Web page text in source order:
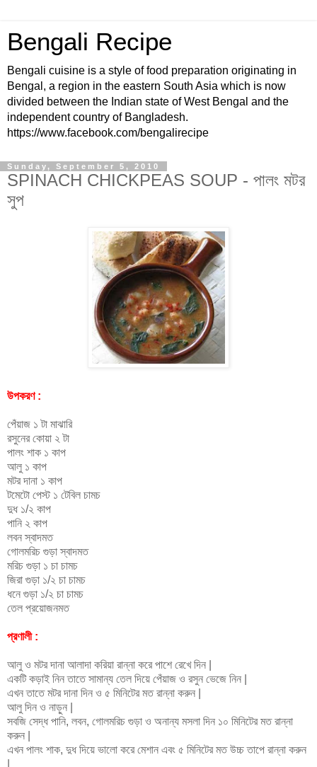
Bengali Recipe
Bengali cuisine is a style of food preparation originating in
Bengal, a region in the eastern South Asia which is now
divided between the Indian state of West Bengal and the
independent country of Bangladesh.
https://www.facebook.com/bengalirecipe
Sunday, September 5, 2010
SPINACH CHICKPEAS SOUP - পালং মটর
সুপ
উপকরণ :
পেঁয়াজ ১ টা মাঝারি
রসুনের কোয়া ২ টা
পালং শাক ১ কাপ
আলু ১ কাপ
মটর দানা ১ কাপ
টমেটো পেস্ট ১ টেবিল চামচ
দুধ ১/২ কাপ
পানি ২ কাপ
লবন স্বাদমত
গোলমরিচ গুড়া স্বাদমত
মরিচ গুড়া ১ চা চামচ
জিরা গুড়া ১/২ চা চামচ
ধনে গুড়া ১/২ চা চামচ
তেল প্রয়োজনমত
প্রণালী :
আলু ও মটর দানা আলাদা করিয়া রান্না করে পাশে রেখে দিন |
একটি কড়াই নিন তাতে সামান্য তেল দিয়ে পেঁয়াজ ও রসুন ভেজে নিন |
এখন তাতে মটর দানা দিন ও ৫ মিনিটের মত রান্না করুন |
আলু দিন ও নাড়ুন |
সবজি সেদ্ধ পানি, লবন, গোলমরিচ গুড়া ও অনান্য মসলা দিন ১০ মিনিটের মত রান্না
করুন |
এখন পালং শাক, দুধ দিয়ে ভালো করে মেশান এবং ৫ মিনিটের মত উচ্চ তাপে রান্না করুন